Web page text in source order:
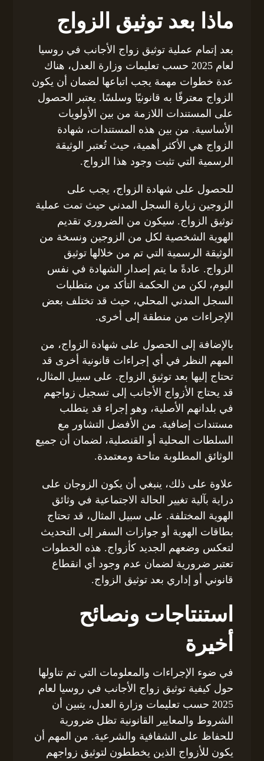
ماذا بعد توثيق الزواج
بعد إتمام عملية توثيق زواج الأجانب في روسيا
لعام 2025 حسب تعليمات وزارة العدل، هناك
عدة خطوات مهمة يجب اتباعها لضمان أن يكون
الزواج معترفًا به قانونيًا وسلسًا. يعتبر الحصول
على المستندات اللازمة من بين الأولويات
الأساسية. من بين هذه المستندات، شهادة
الزواج هي الأكثر أهمية، حيث تُعتبر الوثيقة
الرسمية التي تثبت وجود هذا الزواج.
للحصول على شهادة الزواج، يجب على
الزوجين زيارة السجل المدني حيث تمت عملية
توثيق الزواج. سيكون من الضروري تقديم
الهوية الشخصية لكل من الزوجين ونسخة من
الوثيقة الرسمية التي تم من خلالها توثيق
الزواج. عادةً ما يتم إصدار الشهادة في نفس
اليوم، لكن من الحكمة التأكد من متطلبات
السجل المدني المحلي، حيث قد تختلف بعض
الإجراءات من منطقة إلى أخرى.
بالإضافة إلى الحصول على شهادة الزواج، من
المهم النظر في أي إجراءات قانونية أخرى قد
تحتاج إليها بعد توثيق الزواج. على سبيل المثال،
قد يحتاج الأزواج الأجانب إلى تسجيل زواجهم
في بلدانهم الأصلية، وهو إجراء قد يتطلب
مستندات إضافية. من الأفضل التشاور مع
السلطات المحلية أو القنصلية، لضمان أن جميع
الوثائق المطلوبة متاحة ومعتمدة.
علاوة على ذلك، ينبغي أن يكون الزوجان على
دراية بآلية تغيير الحالة الاجتماعية في وثائق
الهوية المختلفة. على سبيل المثال، قد تحتاج
بطاقات الهوية أو جوازات السفر إلى التحديث
لتعكس وضعهم الجديد كأزواج. هذه الخطوات
تعتبر ضرورية لضمان عدم وجود أي انقطاع
قانوني أو إداري بعد توثيق الزواج.
استنتاجات ونصائح
أخيرة
في ضوء الإجراءات والمعلومات التي تم تناولها
حول كيفية توثيق زواج الأجانب في روسيا لعام
2025 حسب تعليمات وزارة العدل، يتبين أن
الشروط والمعايير القانونية تظل ضرورية
للحفاظ على الشفافية والشرعية. من المهم أن
يكون للأزواج الذين يخططون لتوثيق زواجهم